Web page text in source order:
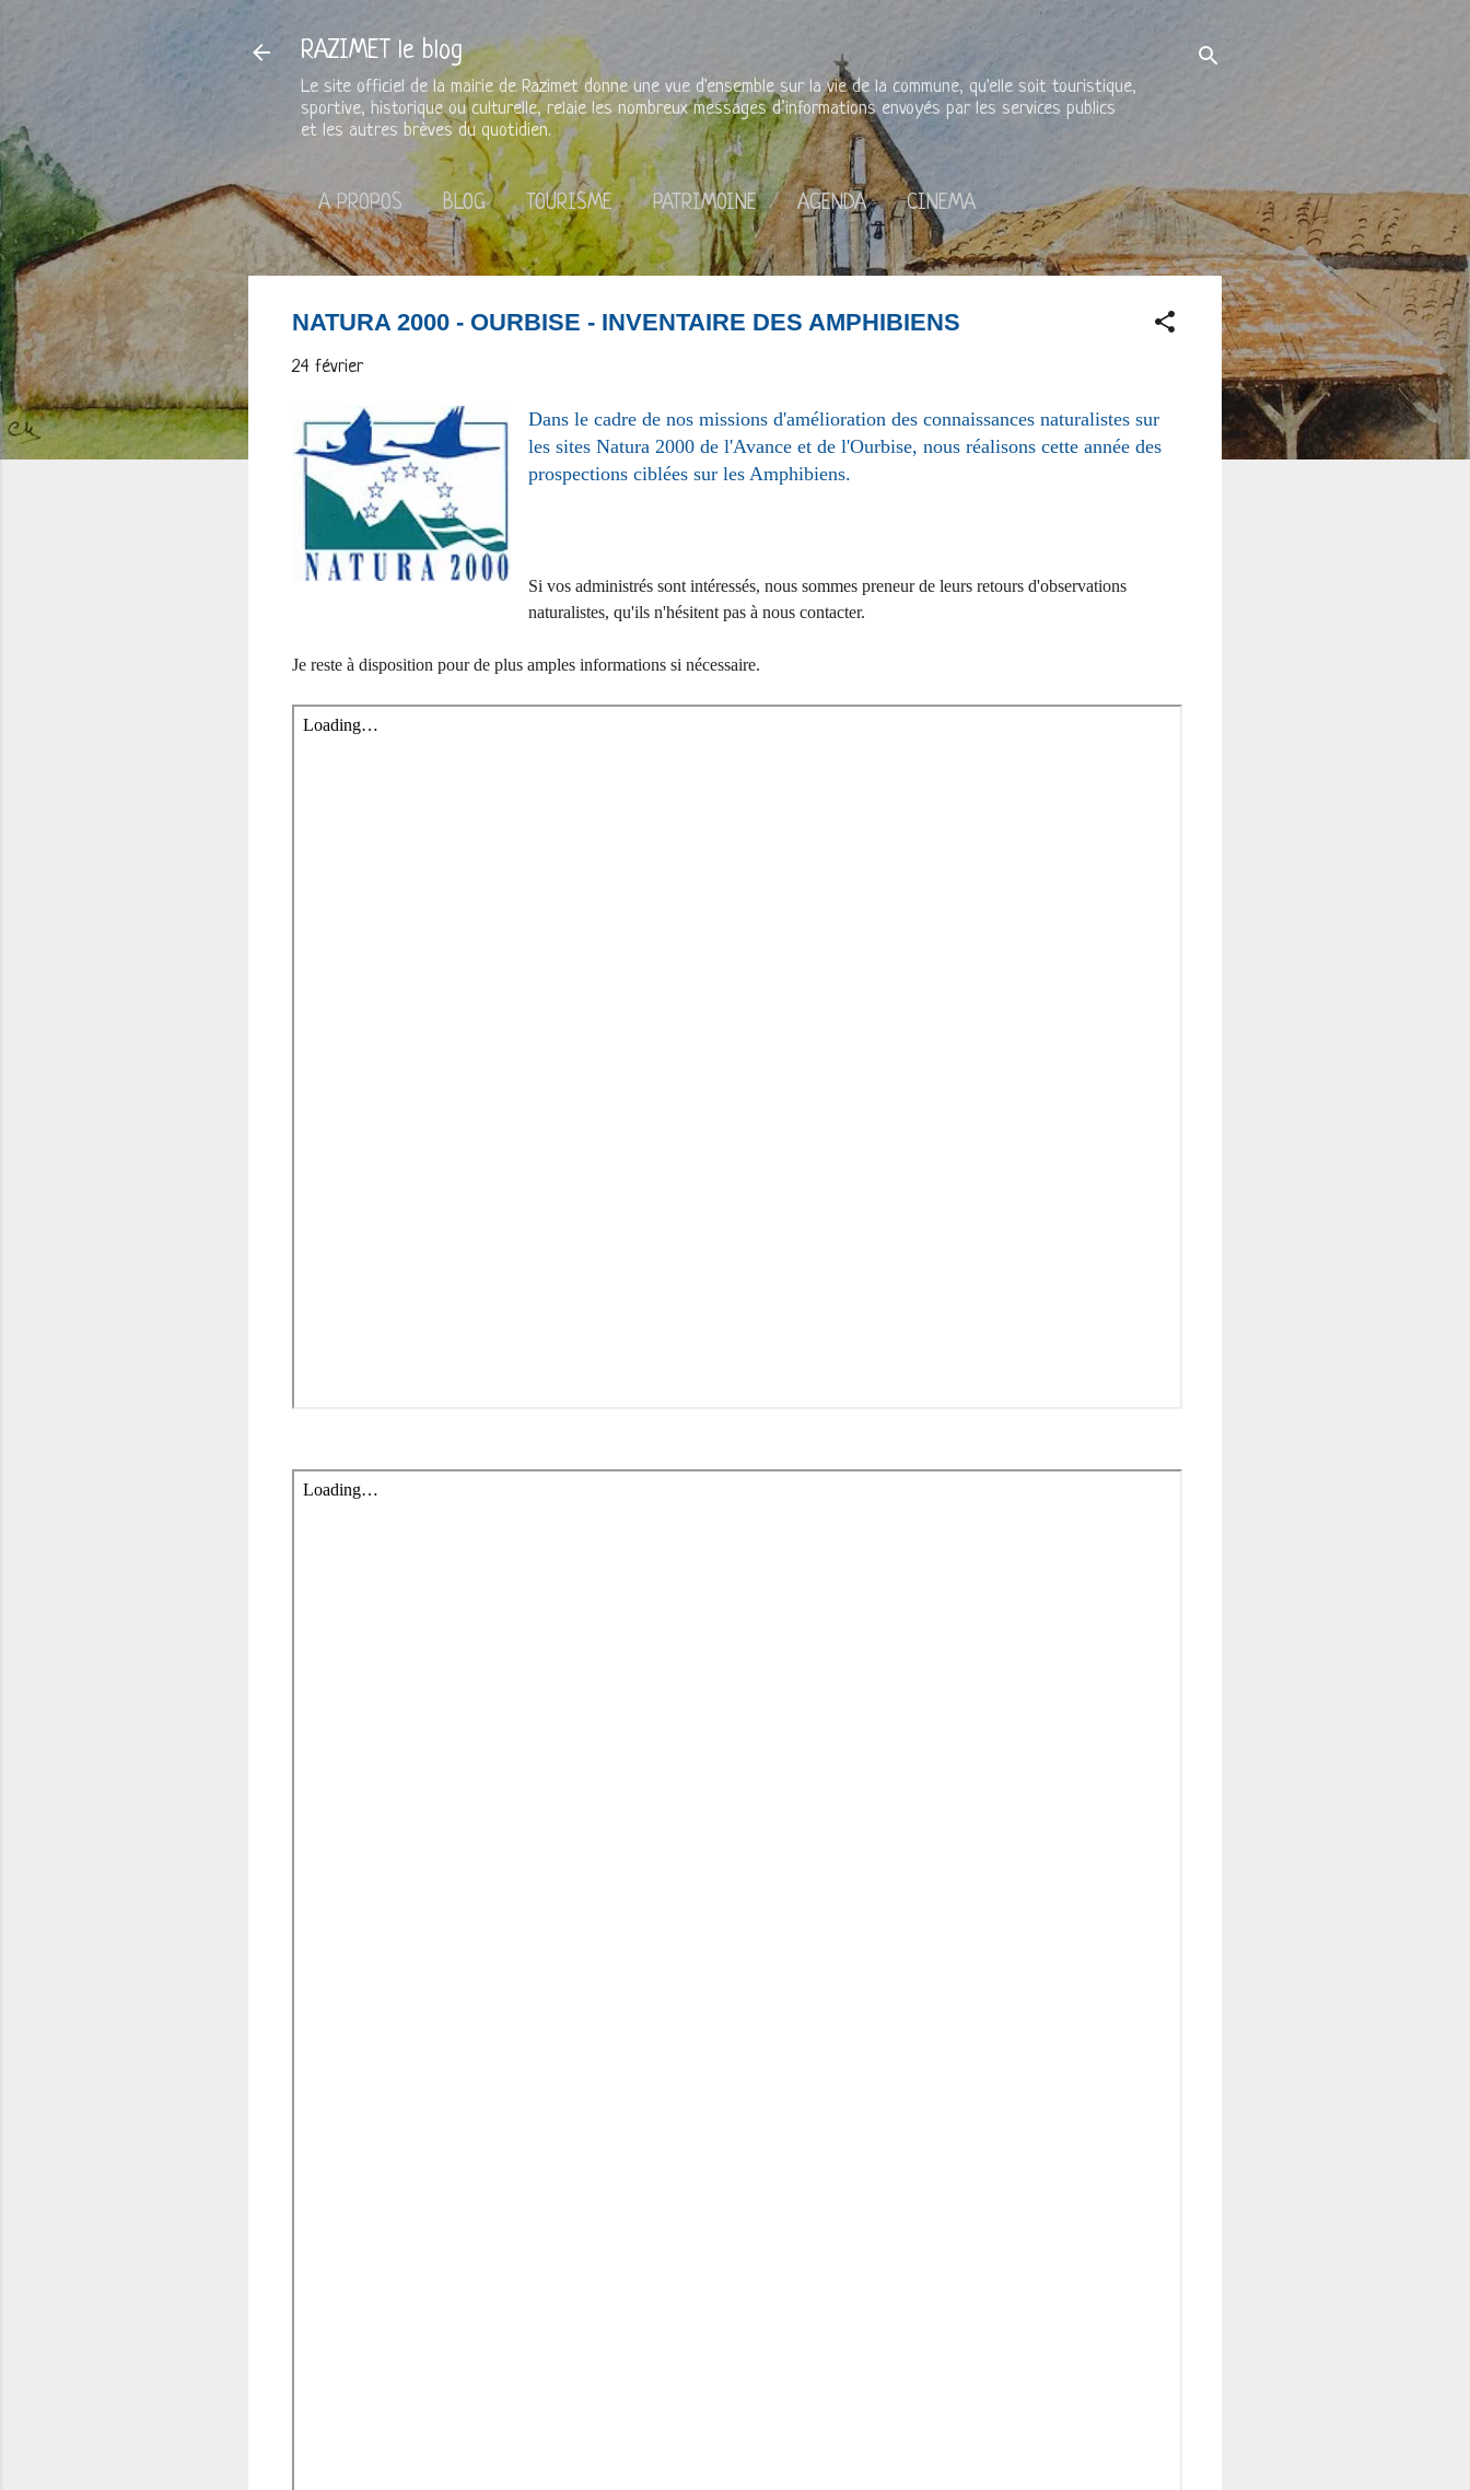
RAZIMET le blog
Le site officiel de la mairie de Razimet donne une vue d'ensemble sur la vie de la commune, qu'elle soit touristique,
sportive, historique ou culturelle, relaie les nombreux messages d’informations envoyés par les services publics
et les autres brèves du quotidien.
A PROPOS BLOG TOURISME PATRIMOINE AGENDA CINEMA
NATURA 2000 - OURBISE - INVENTAIRE DES AMPHIBIENS
24 février
Dans le cadre de nos missions d'amélioration des connaissances naturalistes sur
les sites Natura 2000 de l'Avance et de l'Ourbise, nous réalisons cette année des
prospections ciblées sur les Amphibiens.
Si vos administrés sont intéressés, nous sommes preneur de leurs retours d'observations
naturalistes, qu'ils n'hésitent pas à nous contacter.
Je reste à disposition pour de plus amples informations si nécessaire.